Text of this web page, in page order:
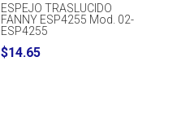
ESPEJO TRASLUCIDO
FANNY ESP4255 Mod. 02-
ESP4255
$14.65